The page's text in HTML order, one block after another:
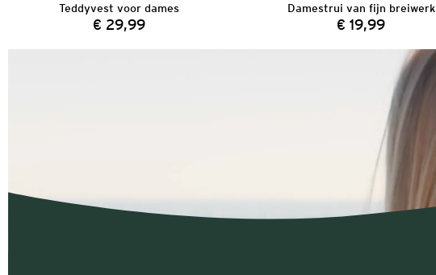
Teddyvest voor dames
Prijs:
€ 29,99
Damestrui van fijn breiwerk
Prijs:
€ 19,99